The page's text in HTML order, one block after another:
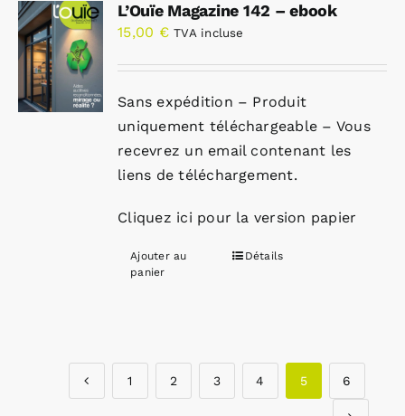
L’Ouïe Magazine 142 – ebook
15,00 € TVA incluse
Sans expédition – Produit
uniquement téléchargeable – Vous
recevrez un email contenant les
liens de téléchargement.
Cliquez ici pour la version papier
Ajouter au
panier
Détails
1 2 3 4 5 6